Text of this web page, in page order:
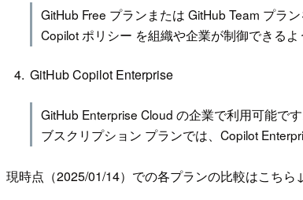
GitHub Free プランまたは GitHub Team プラ
Copilot ポリシー を組織や企業が制御できるよ
GitHub Copilot Enterprise
GitHub Enterprise Cloud の企業で利用可能で
ブスクリプション プランでは、Copilot
現時点（2025/01/14）での各プランの比較はこちら↓